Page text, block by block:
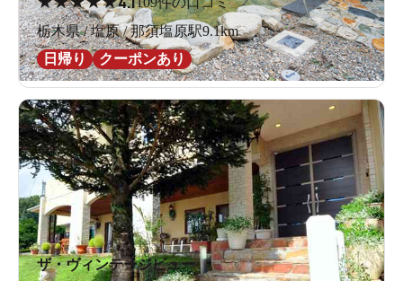
栃木県 / 塩原 / 那須塩原駅9.1km
日帰り
クーポンあり
ザ・ヴィンテージビュー